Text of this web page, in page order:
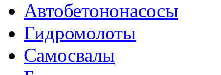
Автобетононасосы
Гидромолоты
Самосвалы